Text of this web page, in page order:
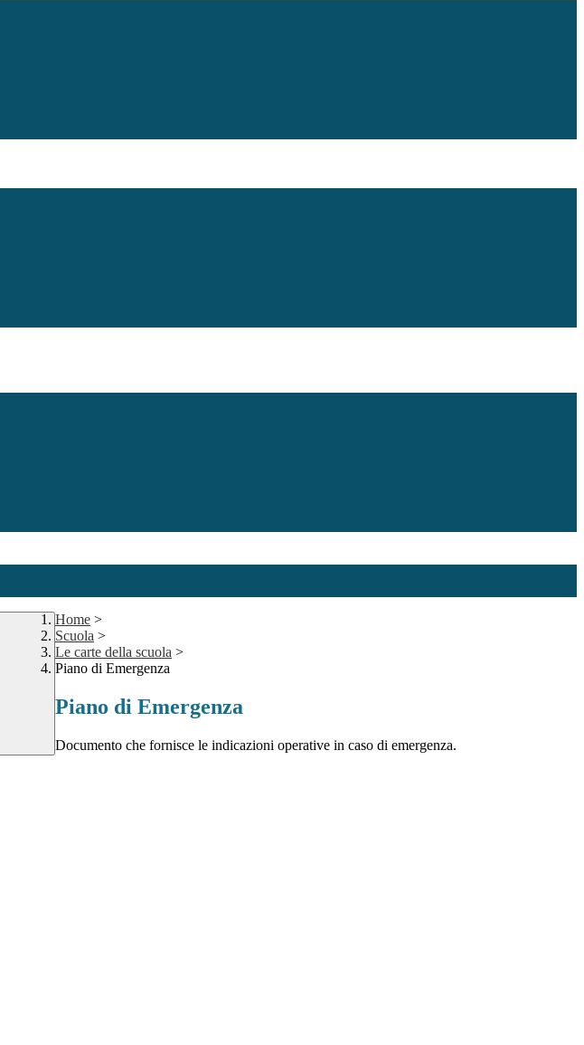
Home >
Scuola >
Le carte della scuola >
Piano di Emergenza
Piano di Emergenza
Documento che fornisce le indicazioni operative in caso di emergenza.